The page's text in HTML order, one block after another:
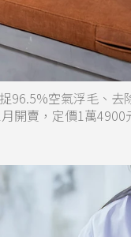
96.5%空氣浮毛、去
開賣，定價1萬4900